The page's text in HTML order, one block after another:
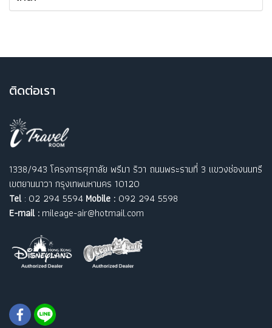
ติดต่อเรา
1338/943 โครงการศุภาลัย พรีมา ริวา ถนนพระรามที่ 3 แขวงช่องนนทรี
เขตยานนาวา กรุงเทพมหานคร 10120
Tel: 02 294 5594 Mobile : 092 294 5598
E-mail : mileage-air@hotmail.com